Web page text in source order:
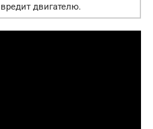
вредит двигателю.